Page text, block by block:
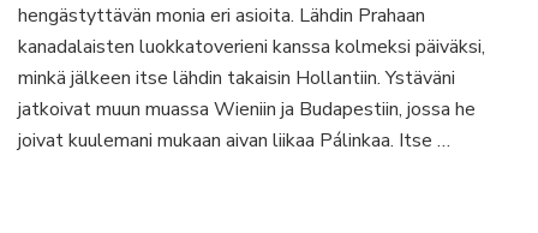
tylsä!
hengästyttävän monia eri asioita. Lähdin Prahaan
kanadalaisten luokkatoverieni kanssa kolmeksi päiväksi,
minkä jälkeen itse lähdin takaisin Hollantiin. Ystäväni
jatkoivat muun muassa Wieniin ja Budapestiin, jossa he
joivat kuulemani mukaan aivan liikaa Pálinkaa. Itse …